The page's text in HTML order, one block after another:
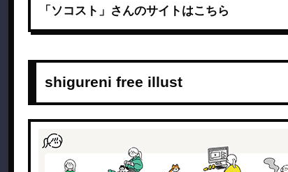
「ソコスト」さんのサイトはこちら
shigureni free illust